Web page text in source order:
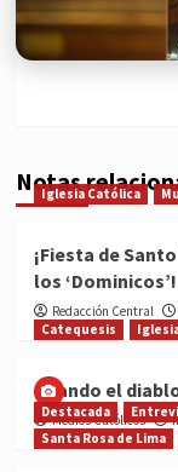
Notas
Iglesia Católica
¡Fiesta de
los ‘Dominicos’!
Redacción Central
Catequesis
Cuando el
Medios Católicos
Destacada
Santa Rosa de Lima